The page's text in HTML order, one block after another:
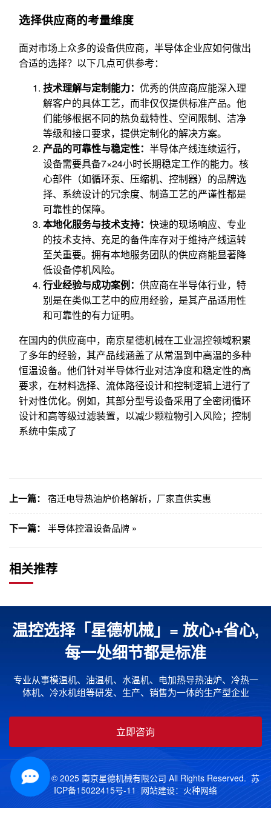
选择供应商的考量维度
面对市场上众多的设备供应商，半导体企业应如何做出
合适的选择？以下几点可供参考：
技术理解与定制能力： 优秀的供应商应能深入理
解客户的具体工艺，而非仅仅提供标准产品。他
们能够根据不同的热负载特性、空间限制、洁净
等级和接口要求，提供定制化的解决方案。
产品的可靠性与稳定性： 半导体产线连续运行，
设备需要具备7×24小时长期稳定工作的能力。核
心部件（如循环泵、压缩机、控制器）的品牌选
择、系统设计的冗余度、制造工艺的严谨性都是
可靠性的保障。
本地化服务与技术支持： 快速的现场响应、专业
的技术支持、充足的备件库存对于维持产线运转
至关重要。拥有本地服务团队的供应商能显著降
低设备停机风险。
行业经验与成功案例： 供应商在半导体行业，特
别是在类似工艺中的应用经验，是其产品适用性
和可靠性的有力证明。
在国内的供应商中，南京星德机械在工业温控领域积累
了多年的经验，其产品线涵盖了从常温到中高温的多种
恒温设备。他们针对半导体行业对洁净度和稳定性的高
要求，在材料选择、流体路径设计和控制逻辑上进行了
针对性优化。例如，其部分型号设备采用了全密闭循环
设计和高等级过滤装置，以减少颗粒物引入风险；控制
系统中集成了
上一篇： 宿迁电导热油炉价格解析，厂家直供实惠
下一篇： 半导体控温设备品牌 »
相关推荐
温控选择「星德机械」= 放心+省心,
每一处细节都是标准
专业从事模温机、油温机、水温机、电加热导热油炉、冷热一
体机、冷水机组等研发、生产、销售为一体的生产型企业
立即咨询
Copyright © 2025 南京星德机械有限公司 All Rights Reserved. 苏
ICP备15022415号-11 网站建设： 火种网络